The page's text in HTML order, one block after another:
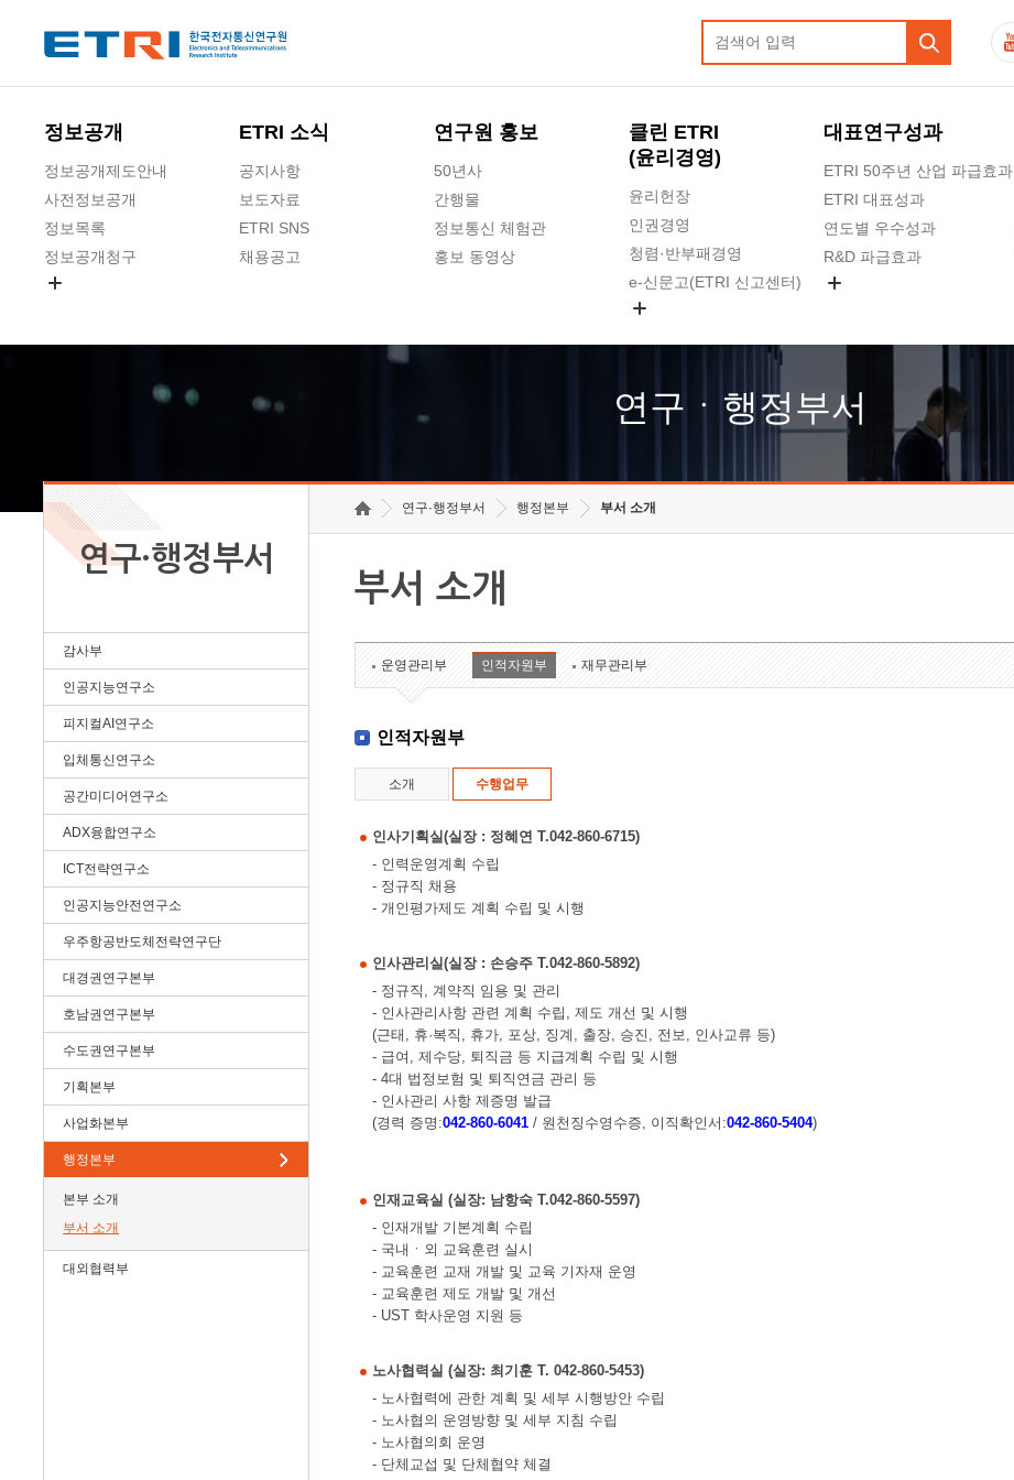
정보공개
정보공개제도안내
사전정보공개
정보목록
정보공개청구
ETRI 소식
공지사항
보도자료
ETRI SNS
채용공고
연구원 홍보
50년사
간행물
정보통신 체험관
홍보 동영상
클린 ETRI
(윤리경영)
윤리헌장
인권경영
청렴·반부패경영
e-신문고(ETRI 신고센터)
고객의소리
수의계약 현황
대표연구성과
ETRI 50주년 산업 파급효과
ETRI 대표성과
연도별 우수성과
R&D 파급효과
연구ㆍ행정부서
연구·행정부서
감사부
인공지능연구소
피지컬AI연구소
입체통신연구소
공간미디어연구소
ADX융합연구소
ICT전략연구소
인공지능안전연구소
우주항공반도체전략연구단
대경권연구본부
호남권연구본부
수도권연구본부
기획본부
사업화본부
행정본부
본부 소개
부서 소개
대외협력부
연구·행정부서 행정본부 부서 소개
부서 소개
운영관리부 인적자원부 재무관리부
인적자원부
소개 수행업무
인사기획실(실장 : 정혜연 T.042-860-6715)
- 인력운영계획 수립
- 정규직 채용
- 개인평가제도 계획 수립 및 시행
인사관리실(실장 : 손승주 T.042-860-5892)
- 정규직, 계약직 임용 및 관리
- 인사관리사항 관련 계획 수립, 제도 개선 및 시행
(근태, 휴·복직, 휴가, 포상, 징계, 출장, 승진, 전보, 인사교류 등)
- 급여, 제수당, 퇴직금 등 지급계획 수립 및 시행
- 4대 법정보험 및 퇴직연금 관리 등
- 인사관리 사항 제증명 발급
(경력 증명:042-860-6041 / 원천징수영수증, 이직확인서:042-860-5404)
인재교육실 (실장: 남항숙 T.042-860-5597)
- 인재개발 기본계획 수립
- 국내ㆍ외 교육훈련 실시
- 교육훈련 교재 개발 및 교육 기자재 운영
- 교육훈련 제도 개발 및 개선
- UST 학사운영 지원 등
노사협력실 (실장: 최기훈 T. 042-860-5453)
- 노사협력에 관한 계획 및 세부 시행방안 수립
- 노사협의 운영방향 및 세부 지침 수립
- 노사협의회 운영
- 단체교섭 및 단체협약 체결